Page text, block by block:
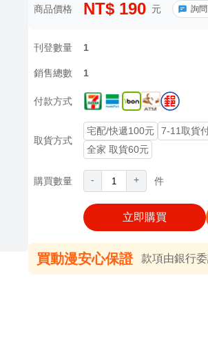
商品價格 NT$ 190 元 詢
刊登數量 1
銷售總數 1
付款方式
取貨方式
宅配/快遞100元 7-11取貨
全家 取貨60元
購買數量 - + 件
立即購買
買動漫安心保證 款項由銀行